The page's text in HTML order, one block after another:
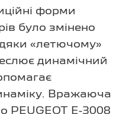
форми
було змінено
«летючому»
динамічний
Вражаюча
PEUGEOT E-3008